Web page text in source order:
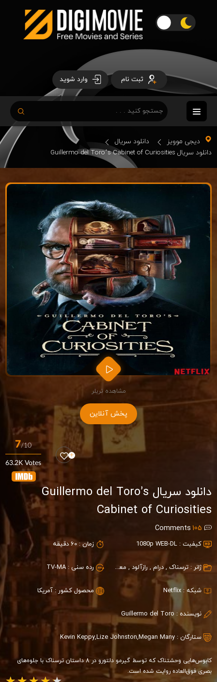
ثبت نام وارد شوید
دیجی موویز
دانلود سریال
دانلود سریال Guillermo del Toro’s Cabinet of Curiosities
مشاهده تریلر
پخش آنلاین
7/10
63.2K Votes
دانلود سریال Guillermo del Toro’s
Cabinet of Curiosities
105
Comments
کیفیت : 1080p WEB-DL زمان : 60 دقیقه
ژانر : ترسناک ,درام , رازآلود , معمایی رده سنی : TV-MA
شبکه : Netflix محصول کشور : آمریکا
نویسنده : Guillermo del Toro
ستارگان : Kevin Keppy,Lize Johnston,Megan Many
کابوس‌هایی وحشتناک که توسط گیرمو دلتورو در 8 داستان ترسناک با جلوه‌های
بصری فوق‌العاده روایت شده است.